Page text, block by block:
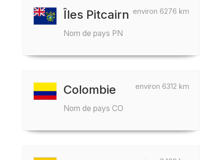
environ 6276 km
Îles Pitcairn
Nom de pays PN
environ 6312 km
Colombie
Nom de pays CO